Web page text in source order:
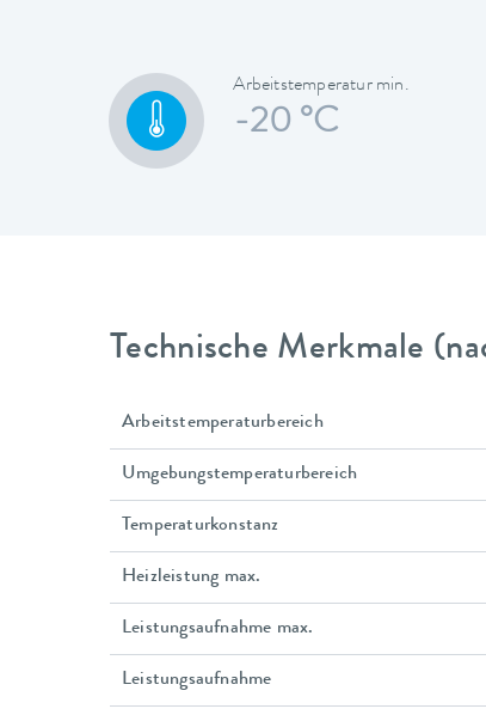
Arbeitstemperatur min.
-20 °C
Technische Merkmale
Arbeitstemperaturbereich
Umgebungstemperaturbereich
Temperaturkonstanz
Heizleistung max.
Leistungsaufnahme max.
Leistungsaufnahme